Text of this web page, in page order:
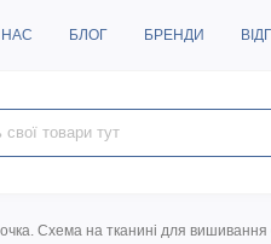
БЛОГ БРЕНДИ
Схема на тканині для вишивання